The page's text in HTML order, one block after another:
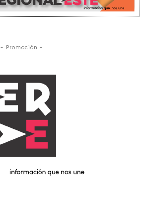
- Promoción -